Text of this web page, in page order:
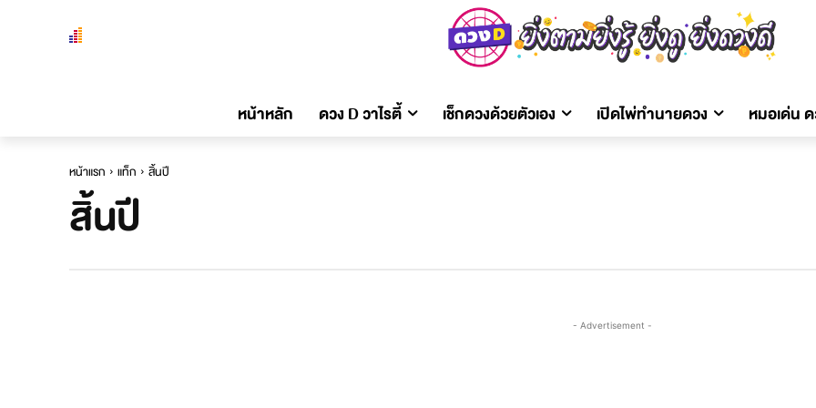
หน้าหลัก ดวง D วาไรตี้ เช็กดวงด้วยตัวเอง เปิดไพ่ทำนายดวง หมอเด่น
หน้าแรก แท็ก สิ้นปี
สิ้นปี
- Advertisement -